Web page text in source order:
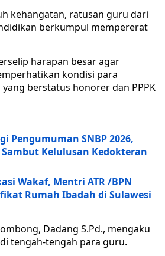
kehangatan, ratusan guru dari
berkumpul mempererat
harapan besar agar
kondisi para
berstatus honorer dan PPPK
Pengumuman SNBP 2026,
Kelulusan Kedokteran
Wakaf, Mentri ATR /BPN
Rumah Ibadah di Sulawesi
Dadang S.Pd., mengaku
tengah-tengah para guru.